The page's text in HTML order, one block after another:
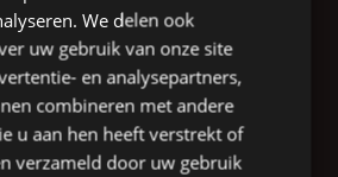
bijzonder
We delen ook
uw gebruik van onze site
en analysepartners,
combineren met andere
u aan hen heeft verstrekt of
verzameld door uw gebruik